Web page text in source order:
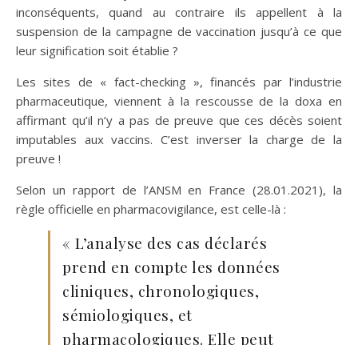
inconséquents, quand au contraire ils appellent à la
suspension de la campagne de vaccination jusqu’à ce que
leur signification soit établie ?
Les sites de « fact-checking », financés par l’industrie
pharmaceutique, viennent à la rescousse de la doxa en
affirmant qu’il n’y a pas de preuve que ces décès soient
imputables aux vaccins. C’est inverser la charge de la
preuve !
Selon un rapport de l’ANSM en France (28.01.2021), la
règle officielle en pharmacovigilance, est celle-là :
« L’analyse des cas déclarés
prend en compte les données
cliniques, chronologiques,
sémiologiques, et
pharmacologiques. Elle peut